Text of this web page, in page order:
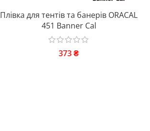
Плівка для тентів та банерів ORACAL
451 Banner Cal
373₴